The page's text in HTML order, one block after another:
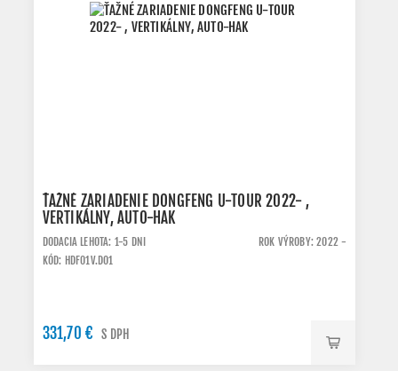
ŤAŽNÉ ZARIADENIE DONGFENG U-TOUR 2022- ,
VERTIKÁLNY, AUTO-HAK
DODACIA LEHOTA: 1-5 DNI
ROK VÝROBY: 2022 -
KÓD: HDF01V.DO1
331,70 € S DPH